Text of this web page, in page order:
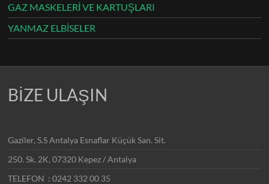
GAZ MASKELERİ VE KARTUŞLARI
YANMAZ ELBİSELER
BİZE ULAŞIN
Gaziler, S.S Antalya Esnaflar Küçük San. Sit.
250. Sk. 2K, 07320 Kepez / Antalya
TELEFON : 0242 332 00 35